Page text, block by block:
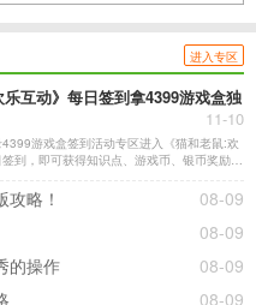
进入专区
乐互动》每日签到拿4399游戏盒独
11-10
游戏盒签到活动专区进入《猫和老鼠:欢
到，即可获得知识点、游戏币、银币奖励~
08-09
略！
08-09
08-09
的操作
08-09